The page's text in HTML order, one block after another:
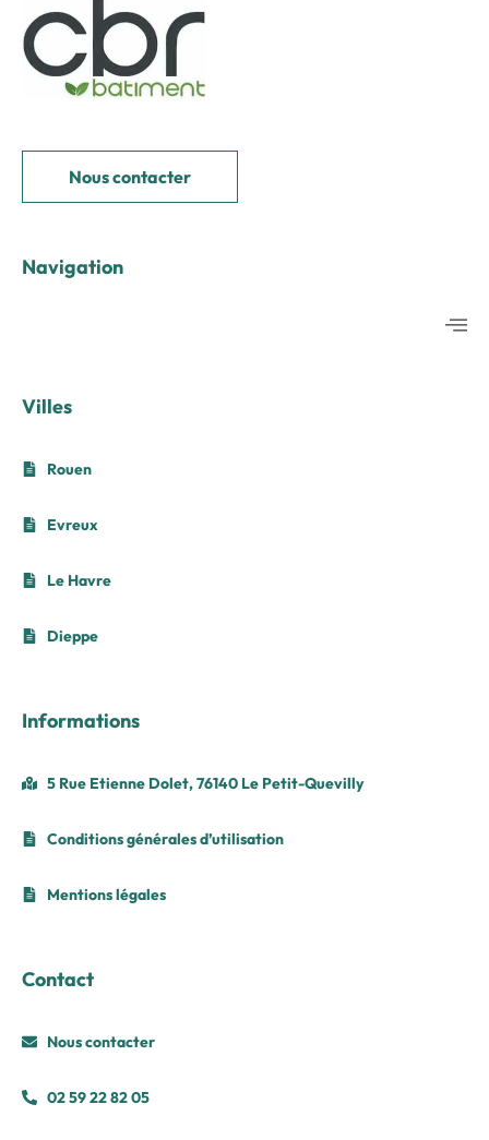
Nous contacter
Navigation
Villes
Rouen
Evreux
Le Havre
Dieppe
Informations
5 Rue Etienne Dolet, 76140 Le Petit-Quevilly
Conditions générales d’utilisation
Mentions légales
Contact
Nous contacter
02 59 22 82 05